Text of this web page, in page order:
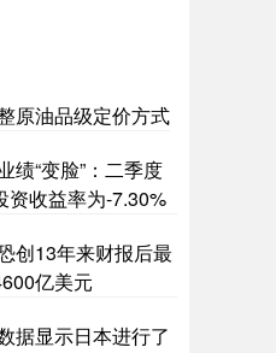
原油品级定价方式
绩“变脸”：二季度
资收益率为-7.30%
创13年来财报后最
亿美元
据显示日本进行了